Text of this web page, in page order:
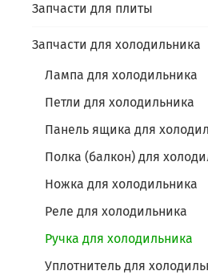
Запчасти для плиты
Запчасти для холодильника
Лампа для холодильника
Петли для холодильника
Панель ящика для
Полка (балкон) для
Ножка для холодильника
Реле для холодильника
Ручка для холодильника
Уплотнитель для